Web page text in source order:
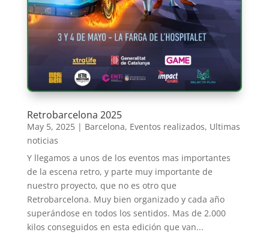
Retrobarcelona 2025
May 5, 2025| Barcelona, Eventos realizados, Ultimas
noticias
Y llegamos a unos de los eventos mas importantes
de la escena retro, y parte muy importante de
nuestro proyecto, que no es otro que
Retrobarcelona. Muy bien organizado y cada año
superándose en todos los sentidos. Mas de 2.000
kilos conseguidos en esta edición que van...